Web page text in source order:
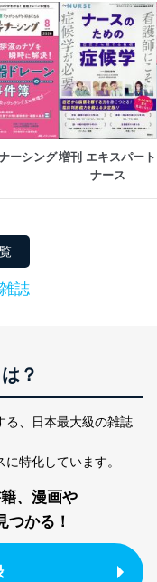
ムを継続的に改
護マネジメントシ
ては以下までご連
ます。
情報問い合わせ
置し、個人情報保
・アクセス・利
ディレクター 前
ーシング増刊 エキスパート
ナース
誌
？
、
日本最大級の雑誌
特化しています。
、漫画や
つかる！